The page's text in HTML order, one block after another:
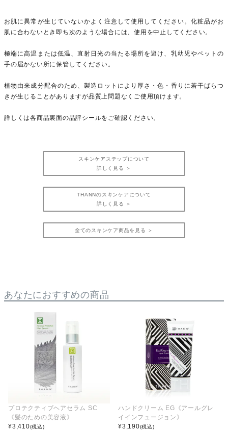
お肌に異常が生じていないかよく注意して使用してください。化粧品がお
肌に合わないとき即ち次のような場合には、使用を中止してください。
極端に高温または低温、直射日光の当たる場所を避け、乳幼児やペットの
手の届かない所に保管してください。
植物由来成分配合のため、製造ロットにより厚さ・色・香りに若干ばらつ
きが生じることがありますが品質上問題なくご使用頂けます。
詳しくは各商品裏面の品評シールをご確認ください。
スキンケアステップについて
詳しく見る ＞
THANNのスキンケアについて
詳しく見る ＞
全てのスキンケア商品を見る ＞
あなたにおすすめの商品
プロテクティブヘアセラム SC
《髪のための美容液》
¥3,410(税込)
ハンドクリーム EG《アールグレ
イインフュージョン》
¥3,190(税込)